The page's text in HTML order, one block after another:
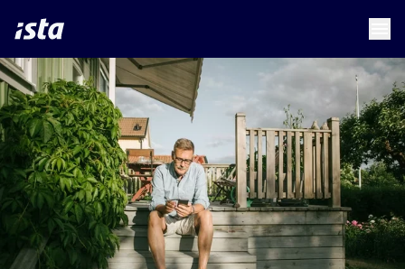
languagechevron_right